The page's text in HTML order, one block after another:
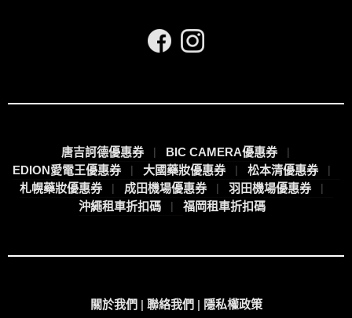
唐吉訶德優惠券
BIC CAMERA優惠券
EDION愛電王優惠券
大國藥妝優惠券
松本清優惠券
札幌藥妝優惠券
成田機場優惠券
羽田機場優惠券
沖繩租車折扣碼
福岡租車折扣碼
關於我們 | 聯絡我們 | 隱私權政策